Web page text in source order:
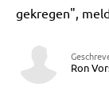
gekregen",
Ron